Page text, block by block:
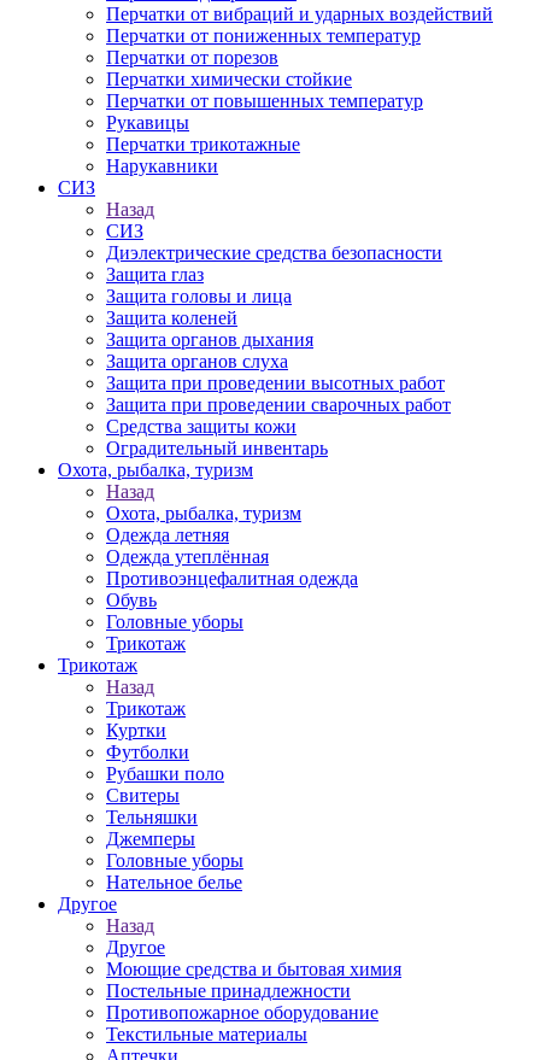
Перчатки от вибраций и ударных воздействий
Перчатки от пониженных температур
Перчатки от порезов
Перчатки химически стойкие
Перчатки от повышенных температур
Рукавицы
Перчатки трикотажные
Нарукавники
СИЗ
Назад
СИЗ
Диэлектрические средства безопасности
Защита глаз
Защита головы и лица
Защита коленей
Защита органов дыхания
Защита органов слуха
Защита при проведении высотных работ
Защита при проведении сварочных работ
Средства защиты кожи
Оградительный инвентарь
Охота, рыбалка, туризм
Назад
Охота, рыбалка, туризм
Одежда летняя
Одежда утеплённая
Противоэнцефалитная одежда
Обувь
Головные уборы
Трикотаж
Трикотаж
Назад
Трикотаж
Куртки
Футболки
Рубашки поло
Свитеры
Тельняшки
Джемперы
Головные уборы
Нательное белье
Другое
Назад
Другое
Моющие средства и бытовая химия
Постельные принадлежности
Противопожарное оборудование
Текстильные материалы
Аптечки